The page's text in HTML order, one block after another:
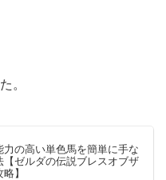
。
力の高い単色馬を簡単に手な
【ゼルダの伝説ブレスオブザ
】